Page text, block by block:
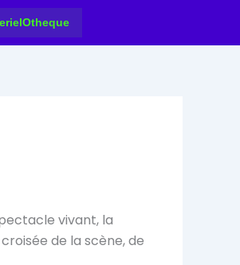
vivant, la
de la scène, de